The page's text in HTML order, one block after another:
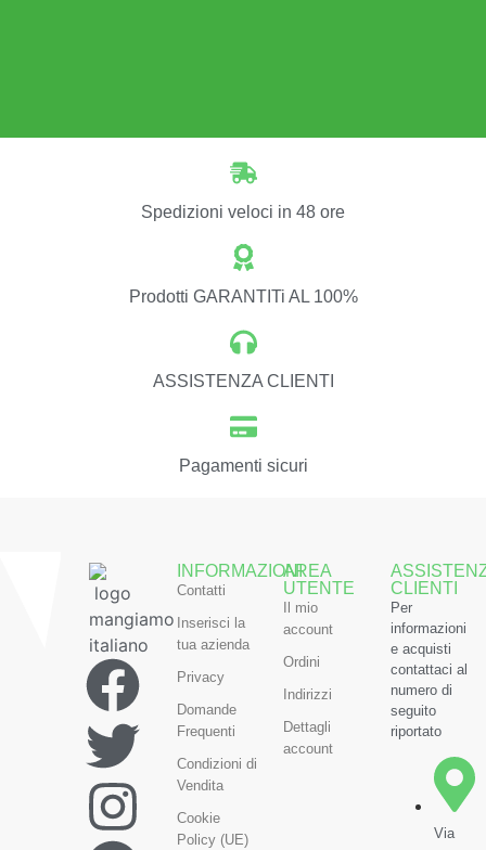
Spedizioni veloci in 48 ore
Prodotti GARANTITi AL 100%
ASSISTENZA CLIENTI
Pagamenti sicuri
INFORMAZIONI
Contatti
Inserisci la
tua azienda
Privacy
Domande
Frequenti
Condizioni di
Vendita
Cookie
Policy (UE)
AREA
UTENTE
Il mio
account
Ordini
Indirizzi
Dettagli
account
CLIENTI
Per
informazioni
e acquisti
contattaci al
numero di
seguito
riportato
Via